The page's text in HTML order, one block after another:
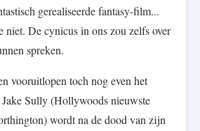
gerealiseerde fantasy-film...
niet. De cynicus in ons zou zelfs over
spreken.
vooruitlopen toch nog even het
Sully (Hollywoods nieuwste
wordt na de dood van zijn